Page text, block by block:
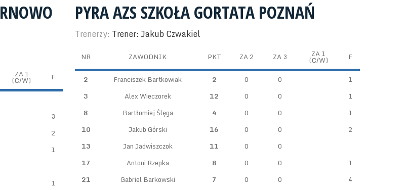
ZA 1
(C/W) F
3
2
1
1
PYRA AZS SZKOŁA GORTATA POZNAŃ
Trenerzy: Trener: Jakub Czwakiel
NR ZAWODNIK PKT ZA 2 ZA 3 ZA 1
(C/W) F
2 Franciszek Bartkowiak 2 0 0
1
3
Alex Wieczorek 12 0 0
1
8
Bartłomiej Ślęga 4 0 0
1
10
Jakub Górski 16 0 0
2
13
Jan Jadwiszczok 11 0
0
17
Antoni Rzepka 8 0 0
1
21
Gabriel Barkowski 7 0 0
4